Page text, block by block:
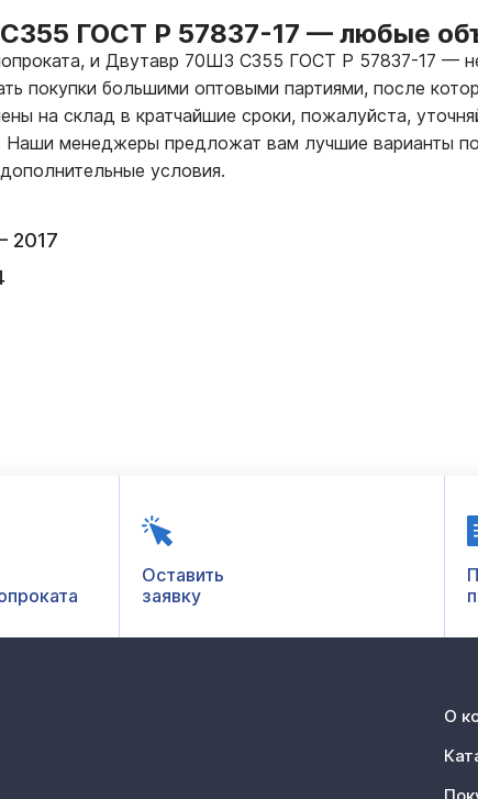
ГОСТ Р 57837-17 — любые
и Двутавр 70Ш3 С355 ГОСТ Р 57837-17 —
покупки большими оптовыми партиями, после
на склад в кратчайшие сроки, пожалуйста,
Наши менеджеры предложат вам лучшие варианты
условия.
2017
Оставить
заявку
О